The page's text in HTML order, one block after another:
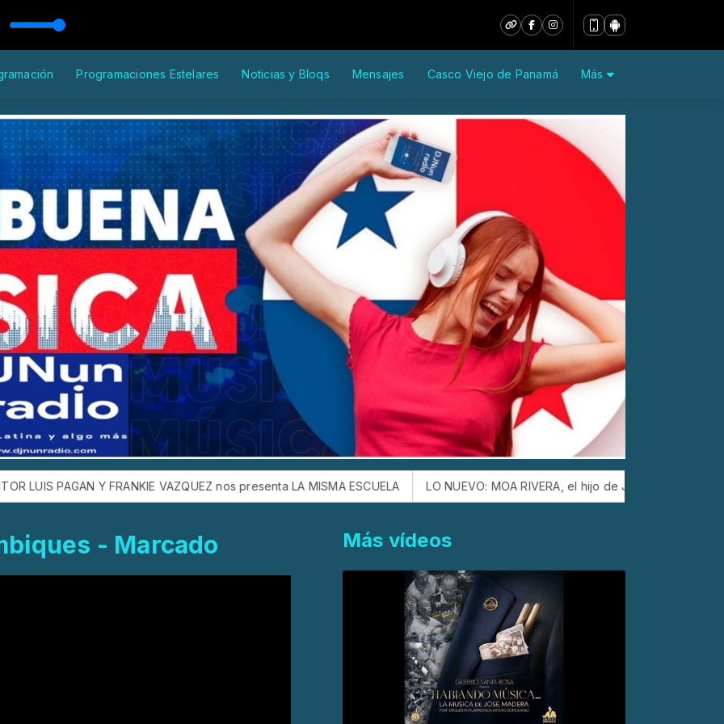
Dj. NuN
Programaciones Estelares Noticias y Bloqs Mensajes Casco Viejo de Panamá Más
PAGAN Y FRANKIE VAZQUEZ nos presenta LA MISMA ESCUELA LO NUEVO: MOA RIVERA, el hijo de JERRY RIVERA, siguiendo
- Marcado Más vídeos